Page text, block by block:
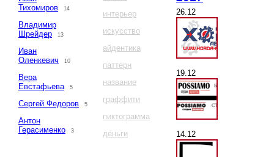
Тихомиров
14
Владимир
Шрейдер
13
Иван
Оленкевич
10
Вера
Евстафьева
5
Сергей Федоров 5
Антон
Герасименко
3
интерьер
искусство
айдентика
паттерн
название
граффити
пиктограмма
деньги
26.12
19.12
14.12